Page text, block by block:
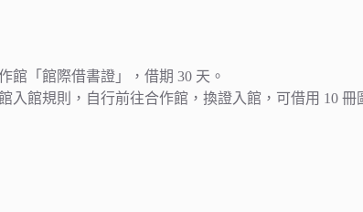
館「館際借書證」，借期 30 天。
館規則，自行前往合作館，換證入館，可借用 10